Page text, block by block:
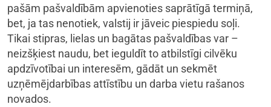
pašām pašvaldībām apvienoties saprātīgā termiņā,
bet, ja tas nenotiek, valstij ir jāveic piespiedu soļi.
Tikai stipras, lielas un bagātas pašvaldības var –
neizšķiest naudu, bet ieguldīt to atbilstīgi cilvēku
apdzīvotībai un interesēm, gādāt un sekmēt
uzņēmējdarbības attīstību un darba vietu rašanos
novados.